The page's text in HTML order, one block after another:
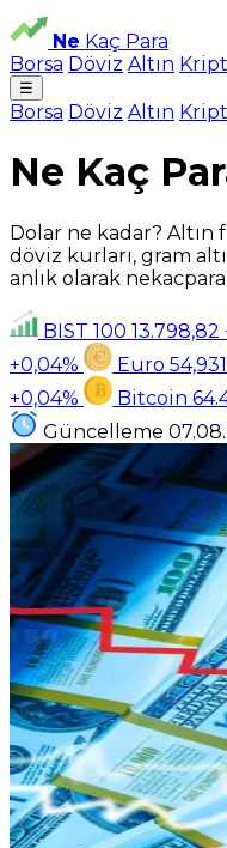
Ne Kaç Para
Borsa Döviz Altın
☰
Borsa Döviz Altın
Ne Kaç
Dolar ne kadar? Altın
döviz kurları, gram
anlık olarak
BIST 100 13.798,82
+0,04%
Euro
+0,04%
Bitcoin
Güncelleme